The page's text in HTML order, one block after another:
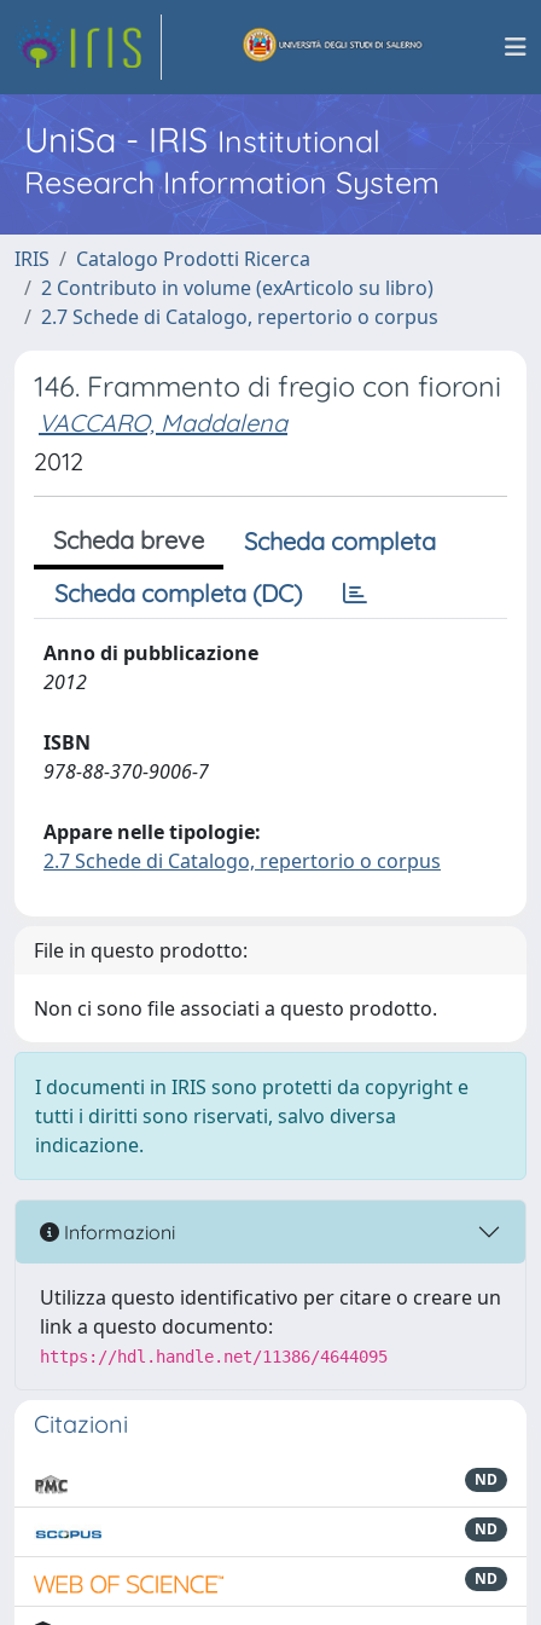
UniSa - IRISInstitutional
Research Information System
IRIS
Catalogo Prodotti Ricerca
2 Contributo in volume (exArticolo su libro)
2.7 Schede di Catalogo, repertorio o corpus
146. Frammento di fregio con fioroni
VACCARO, Maddalena
2012
Scheda breve
Scheda completa
Scheda completa (DC)
Anno di pubblicazione
2012
ISBN
978-88-370-9006-7
Appare nelle tipologie:
2.7 Schede di Catalogo, repertorio o corpus
File in questo prodotto:
Non ci sono file associati a questo prodotto.
I documenti in IRIS sono protetti da copyright e
tutti i diritti sono riservati, salvo diversa
indicazione.
Informazioni
Utilizza questo identificativo per citare o creare un
link a questo documento:
https://hdl.handle.net/11386/4644095
Citazioni
ND
ND
ND